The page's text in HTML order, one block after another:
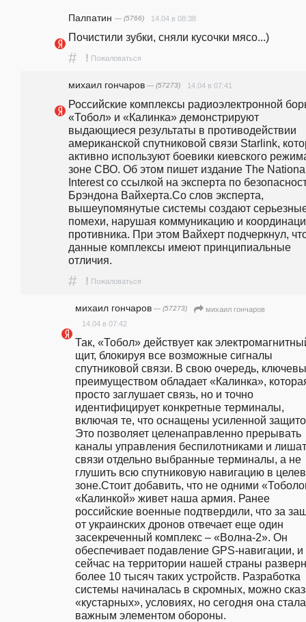
Палпатин — (5766) 14.04 в 08:38
Почистили зубки, сняли кусочки мясо...)
# ! Пожаловаться
михаил гончаров — (57273) 14.04 в 07:41
Российские комплексы радиоэлектронной
«Тобол» и «Калинка» демонстрируют
выдающиеся результаты в противодействии
американской спутниковой связи Starlink,
активно используют боевики киевского
зоне СВО. Об этом пишет издание The
Interest со ссылкой на эксперта по
Брэндона Вайхерта.Со слов эксперта,
вышеупомянутые системы создают
помехи, нарушая коммуникацию и
противника. При этом Вайхерт подчеркнул,
данные комплексы имеют принципиальные
отличия.
# ! Пожаловаться
михаил гончаров — (57273)
михаил гончаров
14.04 в 07:42
Так, «Тобол» действует как
щит, блокируя все возможные сигналы
спутниковой связи. В свою очередь,
преимуществом обладает «Калинка»,
просто заглушает связь, но и точно
идентифицирует конкретные терминалы,
включая те, что оснащены усиленной
Это позволяет целенаправленно прерывать
каналы управления беспилотниками и
связи отдельно выбранные терминалы, а не
глушить всю спутниковую навигацию в
зоне.Стоит добавить, что не одними
«Калинкой» живет наша армия. Ранее
российские военные подтвердили, что за
от украинских дронов отвечает еще один
засекреченный комплекс – «Волна-2». Он
обеспечивает подавление GPS-навигации, и
сейчас на территории нашей страны
более 10 тысяч таких устройств. Разработка
системы начиналась в скромных, можно
«кустарных», условиях, но сегодня она стала
важным элементом обороны.